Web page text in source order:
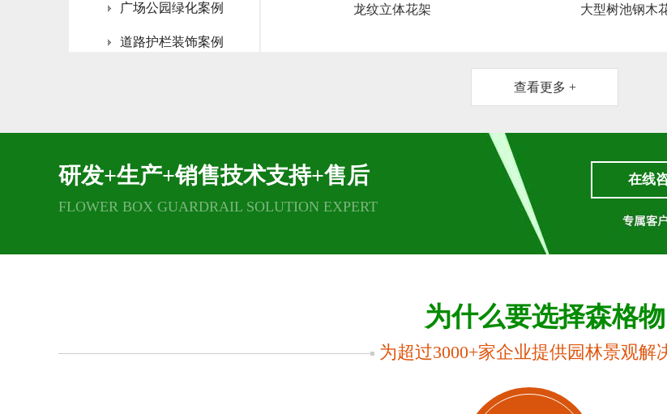
广场公园绿化案例
道路护栏装饰案例
龙纹立体花架 大型树池钢木
查看更多 +
研发+生产+销售技术支持+售后
FLOWER BOX GUARDRAIL SOLUTION EXPERT
在线
为什么要选择森格物
为超过3000+家企业提供园林景观解